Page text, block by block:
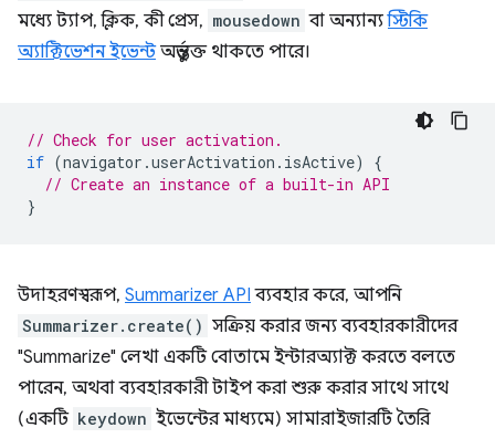
মধ্যে ট্যাপ, ক্লিক, কী প্রেস, mousedown বা অন্যান্যস্টিকি
অ্যাক্টিভেশন ইভেন্টঅন্তর্ভুক্ত থাকতে পারে।
// Check for user activation.
if (navigator .userActivation . isActive)
{
// Create an instance of a built-in API
}
উদাহরণস্বরূপ, Summarizer API ব্যবহার করে, আপনি
Summarizer.create() সক্রিয় করার জন্য ব্যবহারকারীদের
"Summarize" লেখা একটি বোতামে ইন্টারঅ্যাক্ট করতে বলতে
পারেন, অথবা ব্যবহারকারী টাইপ করা শুরু করার সাথে সাথে
(একটি keydown ইভেন্টের মাধ্যমে) সামারাইজারটি তৈরি